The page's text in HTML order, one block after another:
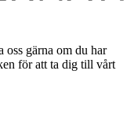
oss gärna om du har
för att ta dig till vårt